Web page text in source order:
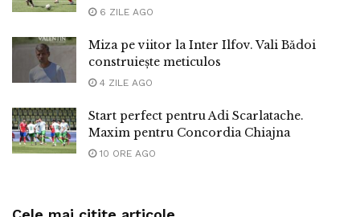
6 ZILE AGO
Miza pe viitor la Inter Ilfov. Vali Bădoi
construiește meticulos
4 ZILE AGO
Start perfect pentru Adi Scarlatache.
Maxim pentru Concordia Chiajna
10 ORE AGO